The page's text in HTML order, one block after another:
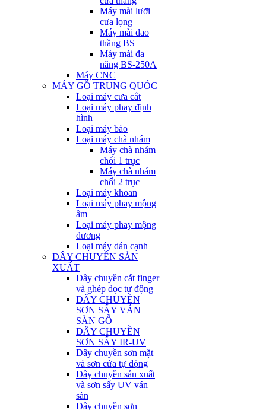
Máy mài lưỡi
cưa lọng
Máy mài dao
thẳng BS
Máy mài đa
năng BS-250A
Máy CNC
MÁY GỖ TRUNG QUÓC
Loại máy cưa cắt
Loại máy phay định
hình
Loại máy bào
Loại máy chà nhám
Máy chà nhám
chổi 1 trục
Máy chà nhám
chổi 2 trục
Loại máy khoan
Loại máy phay mộng
âm
Loại máy phay mộng
dương
Loại máy dán cạnh
DÂY CHUYỀN SẢN
XUẤT
Dây chuyền cắt finger
và ghép dọc tự động
DÂY CHUYỀN
SƠN SẤY VÁN
SÀN GỖ
DÂY CHUYỀN
SƠN SẤY IR-UV
Dây chuyền sơn mặt
và sơn cửa tự động
Dây chuyền sản xuất
và sơn sấy UV ván
sàn
Dây chuyền sơn